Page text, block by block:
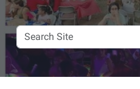
Search
Site